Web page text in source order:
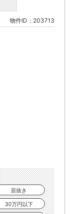
物件ID：203713
居抜き
30万円以下